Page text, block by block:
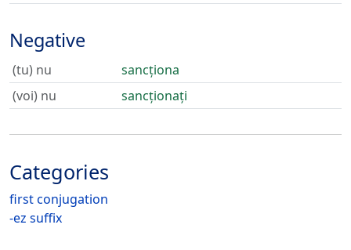
Negative
(tu) nu
sancționa
(voi) nu
sancționați
Categories
first conjugation
-ez suffix